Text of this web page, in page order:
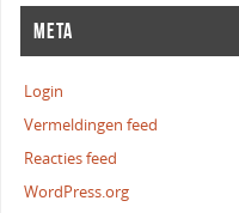
META
Login
Vermeldingen feed
Reacties feed
WordPress.org